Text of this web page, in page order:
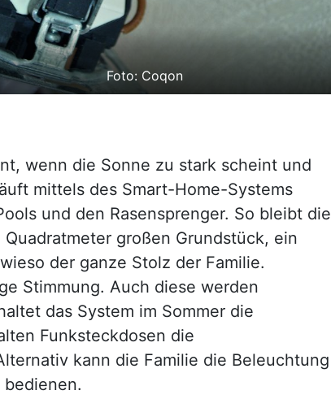
Foto: Coqon
wenn die Sonne zu stark scheint und
mittels des Smart-Home-Systems
und den Rasensprenger. So bleibt die
großen Grundstück, ein
der ganze Stolz der Familie.
Stimmung. Auch diese werden
das System im Sommer die
Funksteckdosen die
kann die Familie die Beleuchtung